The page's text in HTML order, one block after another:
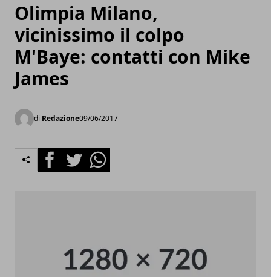
Olimpia Milano,
vicinissimo il colpo
M'Baye: contatti con Mike
James
di Redazione09/06/2017
FacebookTwitterWhatsapp